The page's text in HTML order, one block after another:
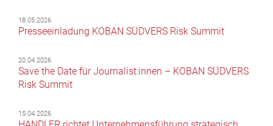
18.05.2026
Presseeinladung KOBAN SÜDVERS Risk Summit
20.04.2026
Save the Date für Journalist:innen – KOBAN SÜDVERS
Risk Summit
15.04.2026